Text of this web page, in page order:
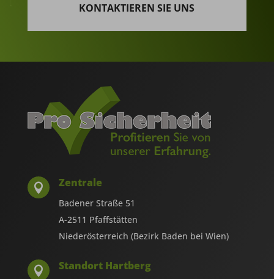
KONTAKTIEREN SIE UNS
 Zentrale
Badener Straße 51
A-2511 Pfaffstätten
Niederösterreich (Bezirk Baden bei Wien)
 Standort Hartberg